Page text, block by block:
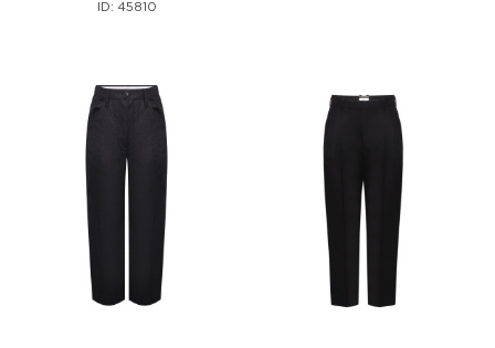
ID: 45810